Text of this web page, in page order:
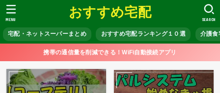
おすすめ宅配
宅配・ネットスーパーまとめ おすすめ宅配ランキング１０選 介護食
SEARCH
MENU
携帯の通信量を削減できる！WiFi自動接続アプリ